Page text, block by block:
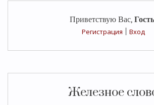
Приветствую Вас, Гость
Регистрация
Вход
Железное